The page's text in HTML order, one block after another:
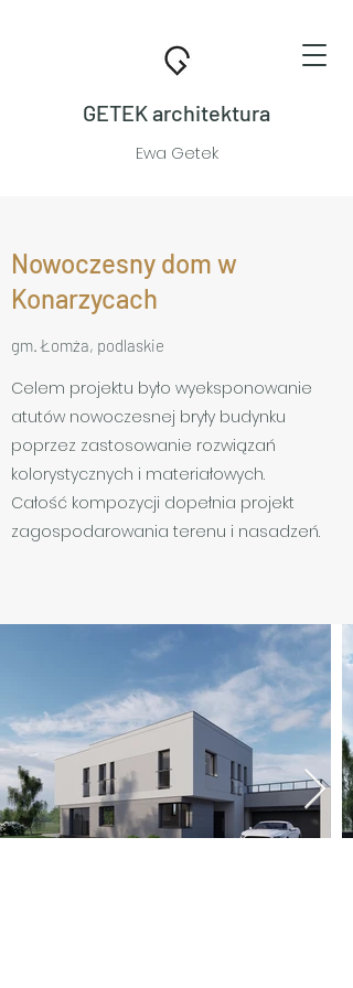
GETEK architektura
Ewa Getek
Nowoczesny dom w
Konarzycach
gm. Łomża, podlaskie
Celem projektu było wyeksponowanie
atutów nowoczesnej bryły budynku
poprzez zastosowanie rozwiązań
kolorystycznych i materiałowych.
Całość kompozycji dopełnia projekt
zagospodarowania terenu i nasadzeń.